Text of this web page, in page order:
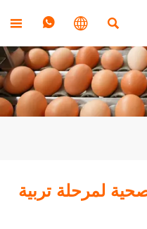




لمرحلة تربية